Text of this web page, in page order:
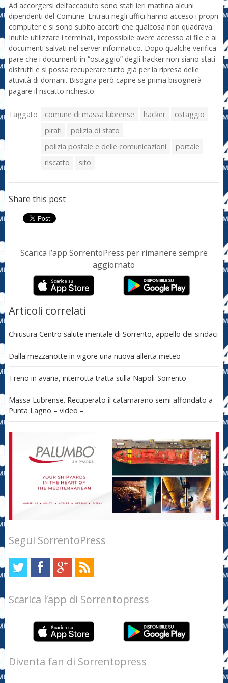
Ad accorgersi dell’accaduto sono stati ieri mattina alcuni
dipendenti del Comune. Entrati negli uffici hanno acceso i propri
computer e si sono subito accorti che qualcosa non quadrava.
Inutile utilizzare i terminali, impossibile avere accesso ai file e ai
documenti salvati nel server informatico. Dopo qualche verifica
pare che i documenti in “ostaggio” degli hacker non siano stati
distrutti e si possa recuperare tutto già per la ripresa delle
attività di domani. Bisogna però capire se prima bisognerà
pagare il riscatto richiesto.
Taggato comune di massa lubrense hacker
ostaggio
pirati
polizia di stato
polizia postale e delle comunicazioni
portale
riscatto
sito
Share this post
Scarica l’app SorrentoPress per rimanere sempre
aggiornato
Articoli correlati
Chiusura Centro salute mentale di Sorrento, appello dei sindaci
Dalla mezzanotte in vigore una nuova allerta meteo
Treno in avaria, interrotta tratta sulla Napoli-Sorrento
Massa Lubrense. Recuperato il catamarano semi affondato a
Punta Lagno – video –
Segui SorrentoPress
Scarica l’app di Sorrentopress
Diventa fan di Sorrentopress